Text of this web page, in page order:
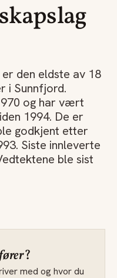
den eldste av 18
i Sunnfjord.
og har vært
1994. De er
godkjent etter
Siste innleverte
ble sist
?
med og hvor du